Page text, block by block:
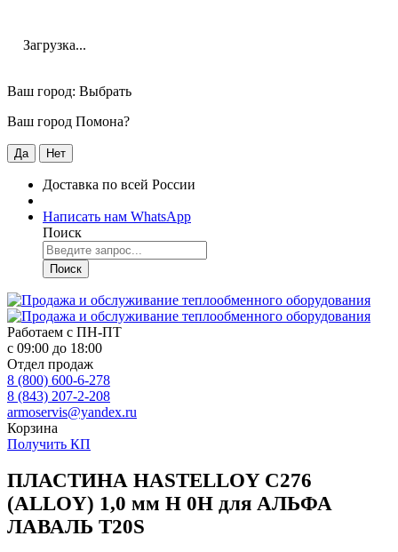
Загрузка...
Ваш город: Выбрать
Ваш город Помона?
Да Нет
Доставка по всей России
Написать нам WhatsApp
Поиск
Поиск
Работаем с ПН-ПТ
с 09:00 до 18:00
Отдел продаж
8 (800) 600-6-278
8 (843) 207-2-208
armoservis@yandex.ru
Корзина
Получить КП
ПЛАСТИНА HASTELLOY C276
(ALLOY) 1,0 мм H 0H для АЛЬФА
ЛАВАЛЬ T20S